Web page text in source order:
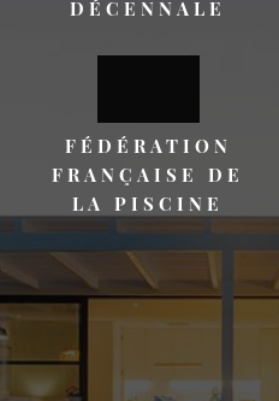
DÉCENNALE
FÉDÉRATION
FRANÇAISE DE
LA PISCINE